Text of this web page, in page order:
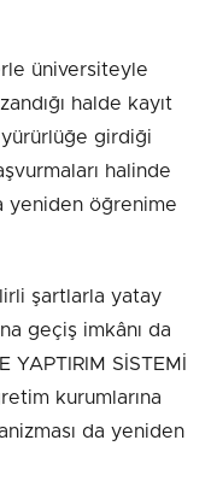
üniversiteyle
halde kayıt
girdiği
halinde
yeniden öğrenime
şartlarla yatay
geçiş imkânı da
YAPTIRIM SİSTEMİ
kurumlarına
da yeniden